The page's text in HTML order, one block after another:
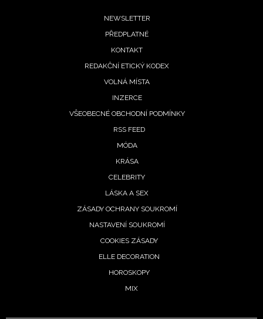
NEWSLETTER
PŘEDPLATNÉ
KONTAKT
REDAKČNÍ ETICKÝ KODEX
VOLNÁ MÍSTA
INZERCE
VŠEOBECNÉ OBCHODNÍ PODMÍNKY
RSS FEED
MÓDA
KRÁSA
CELEBRITY
LÁSKA A SEX
ZÁSADY OCHRANY SOUKROMÍ
NASTAVENÍ SOUKROMÍ
COOKIES ZÁSADY
ELLE DECORATION
HOROSKOPY
MIX